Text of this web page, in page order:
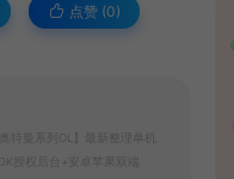
点赞 (0)
特曼系列OL】最新整理单机
授权后台+安卓苹果双端